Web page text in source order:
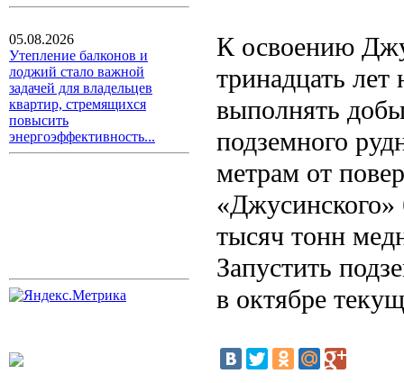
05.08.2026
Утепление балконов и
лоджий стало важной
задачей для владельцев
квартир, стремящихся
повысить
энергоэффективность...
К освоению
тринадцать
выполнять
подземного
метрам от
«Джусинского»
тысяч тонн
Запустить
в октябре